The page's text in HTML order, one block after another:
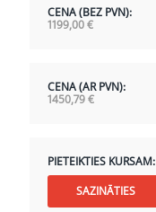
CENA (BEZ PVN):
1199,00€
CENA (AR PVN):
1450,79€
PIETEIKTIES KURSAM:
SAZINĀTIES